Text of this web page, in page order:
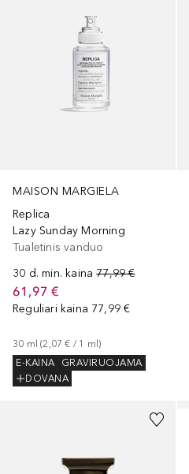
MAISON MARGIELA
Replica
Lazy Sunday Morning
Tualetinis vanduo
30 d. min. kaina 77,99 €
61,97 €
Reguliari kaina 77,99 €
30 ml (2,07 € / 1 ml)
E-KAINA
GRAVIRUOJAMA
DOVANA